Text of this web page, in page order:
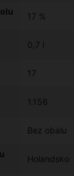
17 %
0,7 l
17
1.156
Bez obalu
Holandsko